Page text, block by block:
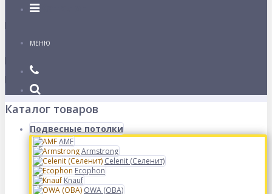
Каталог
МЕНЮ
Каталог товаров
Подвесные потолки
AMF
Armstrong
Celenit (Селенит)
Ecophon
Knauf
OWA (ОВА)